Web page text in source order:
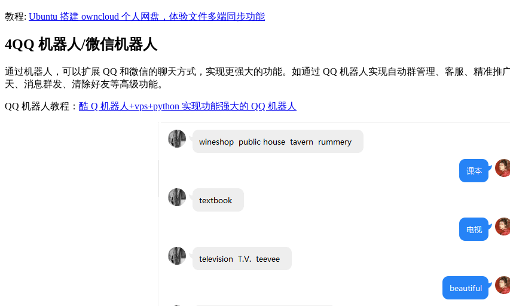
教程: Ubuntu 搭建 owncloud 个人网盘，体验文件多端同步功能
4QQ 机器人/微信机器人
通过机器人，可以扩展 QQ 和微信的聊天方式，实现更强大的功能。如通过 QQ 机器人实现自动群管理、客服、精准
天、消息群发、清除好友等高级功能。
QQ 机器人教程： 酷 Q 机器人+vps+python 实现功能强大的 QQ 机器人